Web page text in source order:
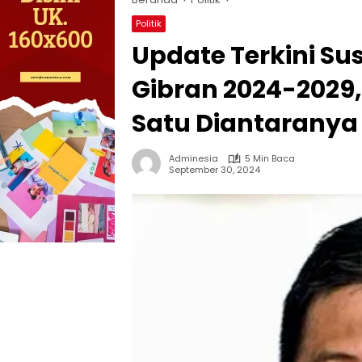
Politik
Update Terkini
Gibran 2024-
Satu Diantaranya
Adminesia
5 Min Baca
September 30, 2024